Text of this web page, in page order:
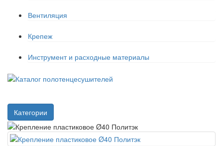
Вентиляция
Крепеж
Инструмент и расходные материалы
Категории